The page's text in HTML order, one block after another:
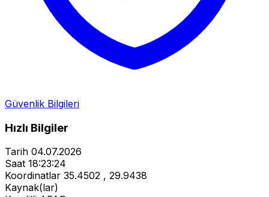
Güvenlik Bilgileri
Hızlı Bilgiler
Tarih 04.07.2026
Saat 18:23:24
Koordinatlar 35.4502 , 29.9438
Kaynak(lar)